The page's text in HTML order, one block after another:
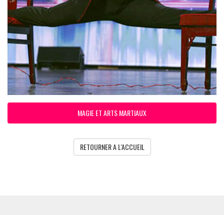
MAGIE ET ARTS MARTIAUX
RETOURNER A L'ACCUEIL